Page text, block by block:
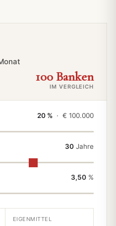
100 Banken
IM VERGLEICH
20 % · € 100.000
30 Jahre
3,50 %
EIGENMITTEL